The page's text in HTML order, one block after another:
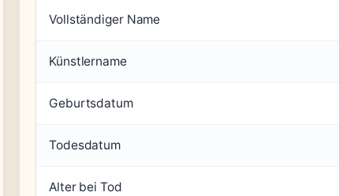
Vollständiger Name
Künstlername
Geburtsdatum
Todesdatum
Alter bei Tod